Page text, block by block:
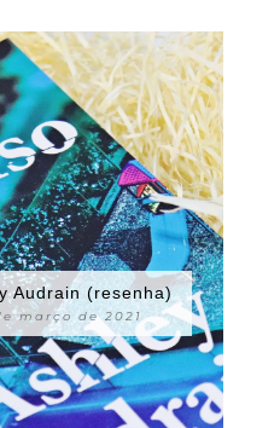
Audrain (resenha)
março de 2021